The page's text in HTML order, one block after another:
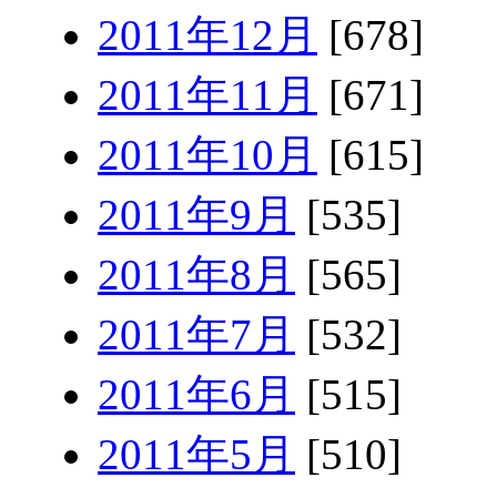
2011年12月 [678]
2011年11月 [671]
2011年10月 [615]
2011年9月 [535]
2011年8月 [565]
2011年7月 [532]
2011年6月 [515]
2011年5月 [510]